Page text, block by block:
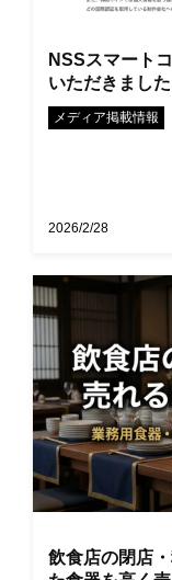
NSSスマート
いただきました
メディア掲載情報
2026/2/28
飲食店の閉店